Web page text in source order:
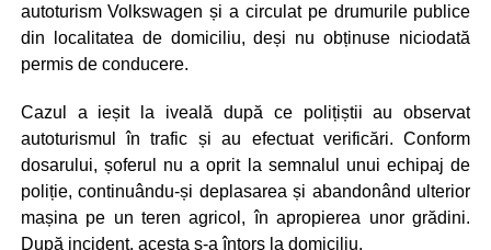
autoturism Volkswagen și a circulat pe drumurile publice
din localitatea de domiciliu, deși nu obținuse niciodată
permis de conducere.
Cazul a ieșit la iveală după ce polițiștii au observat
autoturismul în trafic și au efectuat verificări. Conform
dosarului, șoferul nu a oprit la semnalul unui echipaj de
poliție, continuându-și deplasarea și abandonând ulterior
mașina pe un teren agricol, în apropierea unor grădini.
După incident, acesta s-a întors la domiciliu.